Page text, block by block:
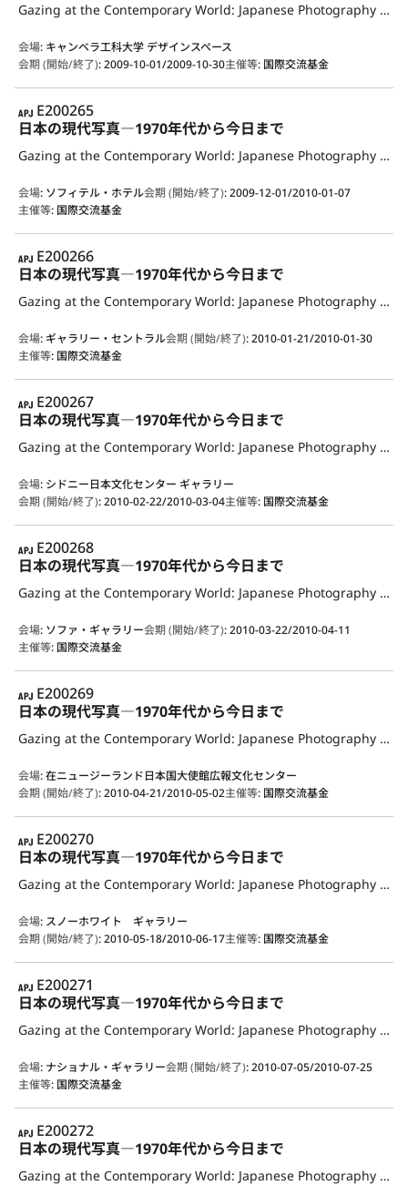
Gazing at the Contemporary World: Japanese Photography from the 1970s to the Present
会場: キャンベラ工科大学 デザインスペース
会期 (開始/終了):2009-10-01/2009-10-30主催等: 国際交流基金
APJ
E200265
日本の現代写真―1970年代から今日まで
Gazing at the Contemporary World: Japanese Photography from the 1970s to the Present
会場: ソフィテル・ホテル会期 (開始/終了):2009-12-01/2010-01-07
主催等: 国際交流基金
APJ
E200266
日本の現代写真―1970年代から今日まで
Gazing at the Contemporary World: Japanese Photography from the 1970s to the Present
会場: ギャラリー・セントラル会期 (開始/終了):2010-01-21/2010-01-30
主催等: 国際交流基金
APJ
E200267
日本の現代写真―1970年代から今日まで
Gazing at the Contemporary World: Japanese Photography from the 1970s to the Present
会場: シドニー日本文化センター ギャラリー
会期 (開始/終了):2010-02-22/2010-03-04主催等: 国際交流基金
APJ
E200268
日本の現代写真―1970年代から今日まで
Gazing at the Contemporary World: Japanese Photography from the 1970s to the Present
会場: ソファ・ギャラリー会期 (開始/終了):2010-03-22/2010-04-11
主催等: 国際交流基金
APJ
E200269
日本の現代写真―1970年代から今日まで
Gazing at the Contemporary World: Japanese Photography from the 1970s to the Present
会場:在ニュージーランド日本国大使館広報文化センター
会期 (開始/終了):2010-04-21/2010-05-02主催等: 国際交流基金
APJ
E200270
日本の現代写真―1970年代から今日まで
Gazing at the Contemporary World: Japanese Photography from the 1970s to the Present
会場: スノーホワイト ギャラリー
会期 (開始/終了):2010-05-18/2010-06-17主催等: 国際交流基金
APJ
E200271
日本の現代写真―1970年代から今日まで
Gazing at the Contemporary World: Japanese Photography from the 1970s to the Present
会場: ナショナル・ギャラリー会期 (開始/終了):2010-07-05/2010-07-25
主催等: 国際交流基金
APJ
E200272
日本の現代写真―1970年代から今日まで
Gazing at the Contemporary World: Japanese Photography from the 1970s to the Present